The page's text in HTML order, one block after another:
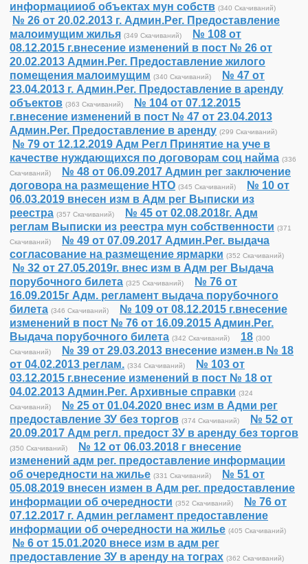
информацииоб объектах мун собств (340 Скачиваний)
№ 26 от 20.02.2013 г. Админ.Рег. Предоставление
малоимущим жилья (349 Скачиваний)
№ 108 от
08.12.2015 г.внесение изменений в пост № 26 от
20.02.2013 Админ.Рег. Предоставление жилого
помещения малоимущим (340 Скачиваний)
№ 47 от
23.04.2013 г. Админ.Рег. Предоставление в аренду
объектов (363 Скачиваний)
№ 104 от 07.12.2015
г.внесение изменений в пост № 47 от 23.04.2013
Админ.Рег. Предоставление в аренду (299 Скачиваний)
№ 79 от 12.12.2019 Адм Регл Принятие на уче в
качестве нуждающихся по договорам соц найма (336
Скачиваний)
№ 48 от 06.09.2017 Админ рег заключение
договора на размещение НТО (345 Скачиваний)
№ 10 от
06.03.2019 внесен изм в Адм рег Выписки из
реестра (357 Скачиваний)
№ 45 от 02.08.2018г. Адм
реглам Выписки из реестра мун собственности (371
Скачиваний)
№ 49 от 07.09.2017 Админ.Рег. выдача
согласование на размещение ярмарки (352 Скачиваний)
№ 32 от 27.05.2019г. внес изм в Адм рег Выдача
порубочного билета (325 Скачиваний)
№ 76 от
16.09.2015г Адм. регламент выдача порубочного
билета (346 Скачиваний)
№ 109 от 08.12.2015 г.внесение
изменений в пост № 76 от 16.09.2015 Админ.Рег.
Выдача порубочного билета (342 Скачиваний) 18 (300
Скачиваний)
№ 39 от 29.03.2013 внесение измен.в № 18
от 04.02.2013 реглам. (334 Скачиваний)
№ 103 от
03.12.2015 г.внесение изменений в пост № 18 от
04.02.2013 Админ.Рег. Архивные справки (324
Скачиваний)
№ 25 от 01.04.2020 внес изм в Адми рег
предоставление ЗУ без торгов (374 Скачиваний)
№ 52 от
20.09.2017 Адм регл. предост 3У в аренду без торгов
(350 Скачиваний)
№ 12 от 06.03.2018 г внесение
изменений адм рег. предоставление информации
об очередности на жилье (331 Скачиваний)
№ 51 от
05.08.2019 внесен измен в Адм рег. предоставление
информации об очередности (352 Скачиваний)
№ 76 от
07.12.2017 г. Админ регламент предоставление
информации об очередности на жилье (405 Скачиваний)
№ 6 от 15.01.2020 внесе изм в адм рег
предоставление ЗУ в аренду на тограх (362 Скачиваний)